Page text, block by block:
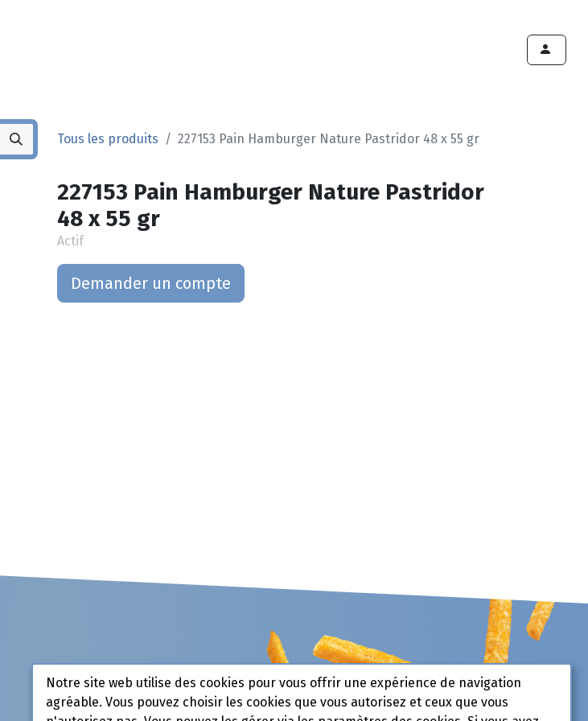
Tous les produits 227153 Pain Hamburger Nature Pastridor 48 x 55 gr
227153 Pain Hamburger Nature Pastridor
48 x 55 gr
Actif
Demander un compte
Notre site web utilise des cookies pour vous offrir une expérience de navigation
agréable. Vous pouvez choisir les cookies que vous autorisez et ceux que vous